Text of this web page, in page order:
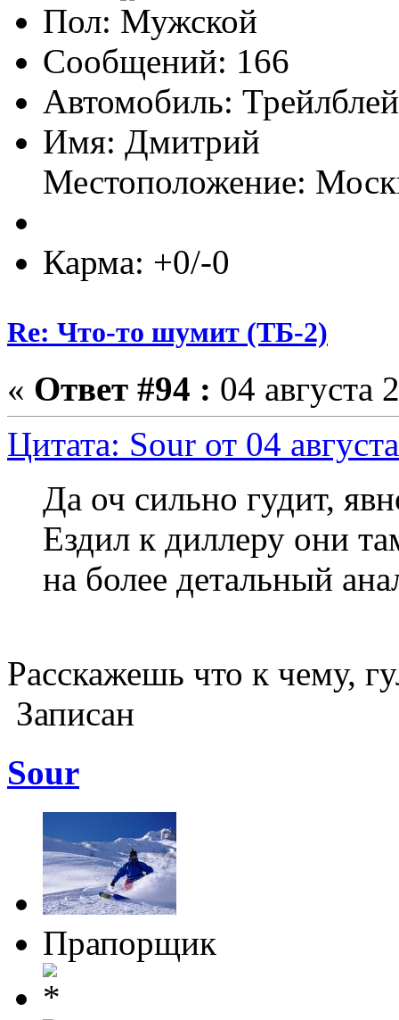
Пол:
Сообщений: 166
Автомобиль:
Имя: Дмитрий
Местоположение:
Карма: +0/-0
Re: Что-то шумит (ТБ-2)
« Ответ #94 : 04 августа
Цитата: Sour от 04
Да оч сильно гудит,
Ездил к диллеру они
на более детальный
Расскажешь что к чему,
Записан
Sour
Прапорщик